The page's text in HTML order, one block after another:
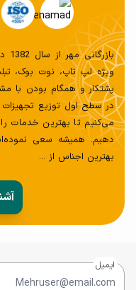
ویژه لپ تاپ، نوت بوک،
پشتکار و همگام بودن با
می‌کنیم تا بهترین خدمات را
دهیم. همیشه سعی‌
بهترین اجناس از ...
ایمیل